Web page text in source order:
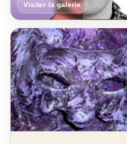
Visiter la galerie